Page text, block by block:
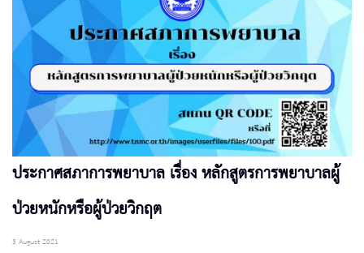
ประกาศสภาการพยาบาล เรื่อง หลักสูตรการพยาบาลผู้
ป่วยหนักหรือผู้ป่วยวิกฤต
3 August 2021